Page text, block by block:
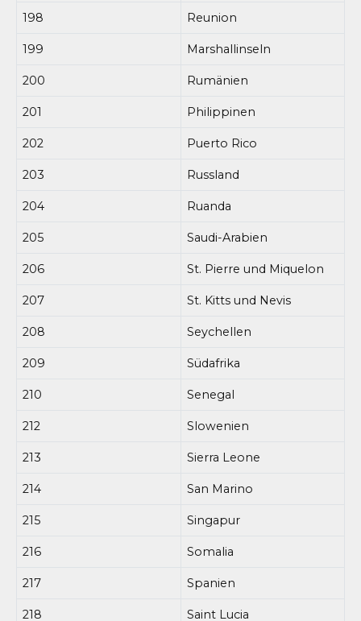
198 Reunion
199 Marshallinseln
200 Rumänien
201 Philippinen
202 Puerto Rico
203 Russland
204 Ruanda
205 Saudi-Arabien
206 St. Pierre und Miquelon
207 St. Kitts und Nevis
208 Seychellen
209 Südafrika
210 Senegal
212 Slowenien
213 Sierra Leone
214 San Marino
215 Singapur
216 Somalia
217 Spanien
218 Saint Lucia